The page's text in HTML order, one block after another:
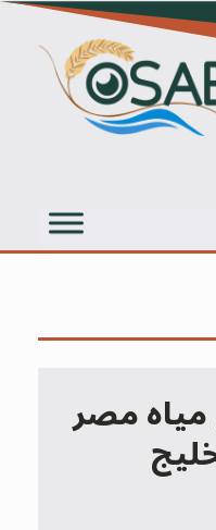
مصر